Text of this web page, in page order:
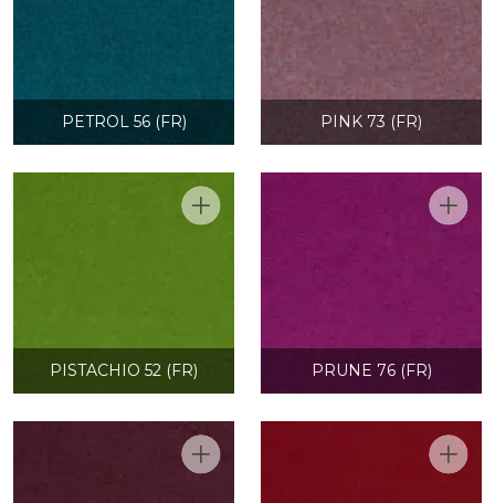
PETROL 56 (FR) PINK 73 (FR)
PISTACHIO 52 (FR) PRUNE 76 (FR)